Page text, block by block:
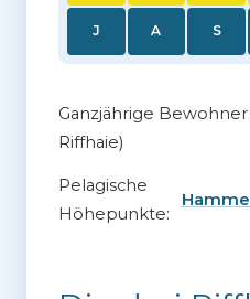
J A S
Ganzjährige
Riffhaie)
Pelagische
Höhepunkte: